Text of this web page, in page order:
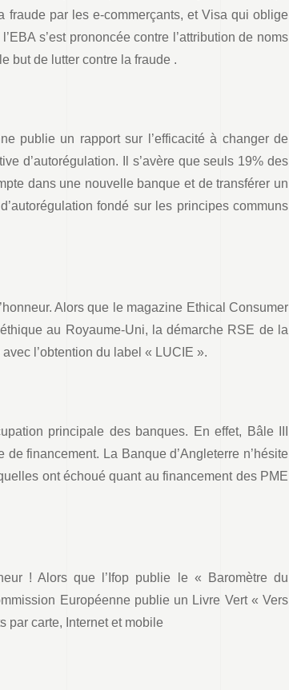
fraude par les e-commerçants, et Visa qui oblige
s’est prononcée contre l’attribution de noms
but de lutter contre la fraude .
publie un rapport sur l’efficacité à changer de
d’autorégulation. Il s’avère que seuls 19% des
dans une nouvelle banque et de transférer un
fondé sur les principes communs
Alors que le magazine Ethical Consumer
au Royaume-Uni, la démarche RSE de la
l’obtention du label « LUCIE ».
principale des banques. En effet, Bâle III
financement. La Banque d’Angleterre n’hésite
ont échoué quant au financement des PME
! Alors que l’Ifop publie le « Baromètre du
Européenne publie un Livre Vert « Vers
par carte, Internet et mobile